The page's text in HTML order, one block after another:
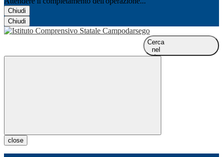
Chiudi
Chiudi
Cerca
nel
sito
close